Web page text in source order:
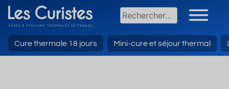
Cure thermale 18 jours Mini-cure et séjour thermal